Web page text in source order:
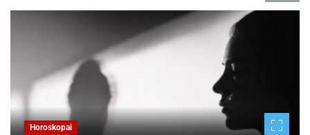
Horoskopai